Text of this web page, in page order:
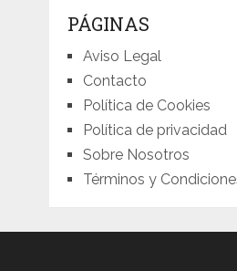
PÁGINAS
Aviso Legal
Contacto
Política de Cookies
Política de privacidad
Sobre Nosotros
Términos y